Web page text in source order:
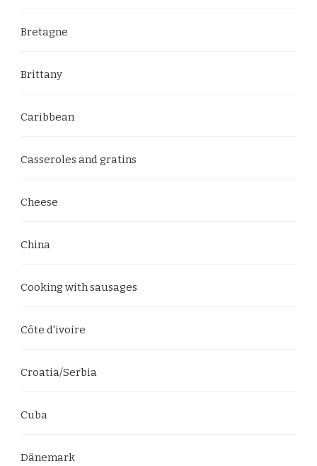
Bretagne
Brittany
Caribbean
Casseroles and gratins
Cheese
China
Cooking with sausages
Côte d'ivoire
Croatia/Serbia
Cuba
Dänemark